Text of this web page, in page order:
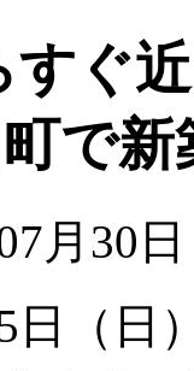
すぐ
で
月30日
日（日